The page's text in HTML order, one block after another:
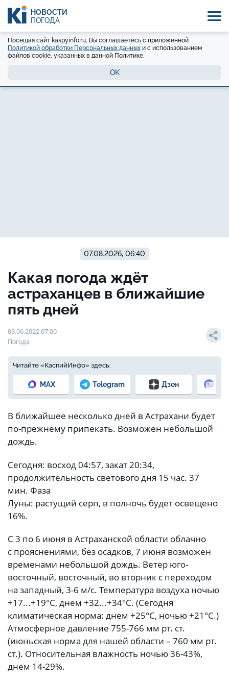
НОВОСТИ
ПОГОДА
Посещая сайт kaspyinfo.ru, Вы соглашаетесь с приложенной
Политикой обработки Персональных данных и с использованием
файлов cookie, указанных в данной Политике.
OK
07.08.2026, 06:40
Какая погода ждёт
астраханцев в ближайшие
пять дней
03.06.2022 07:00
Погода
Читайте «КаспийИнфо» здесь:
MAX Telegram Дзен
В ближайшее несколько дней в Астрахани будет
по-прежнему припекать. Возможен небольшой
дождь.
Сегодня: восход 04:57, закат 20:34,
продолжительность светового дня 15 час. 37
мин. Фаза
Луны: растущий серп, в полночь будет освещено
16%.
С 3 по 6 июня в Астраханской области облачно
с прояснениями, без осадков, 7 июня возможен
временами небольшой дождь. Ветер юго-
восточный, восточный, во вторник с переходом
на западный, 3-6 м/с. Температура воздуха ночью
+17...+19°С, днем +32...+34°С. (Сегодня
климатическая норма: днем +25°С, ночью +21°С.)
Атмосферное давление 755-766 мм рт. ст.
(июньская норма для нашей области – 760 мм рт.
ст.). Относительная влажность ночью 36-43%,
днем 14-29%.